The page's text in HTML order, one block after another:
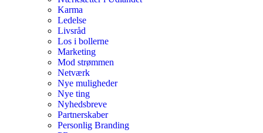
Karma
Ledelse
Livsråd
Los i bollerne
Marketing
Mod strømmen
Netværk
Nye muligheder
Nye ting
Nyhedsbreve
Partnerskaber
Personlig Branding